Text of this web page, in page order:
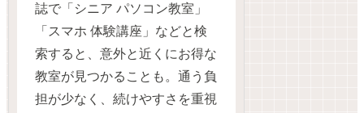
誌で「シニア パソコン教室」
「スマホ 体験講座」などと検
索すると、意外と近くにお得な
教室が見つかることも。通う負
担が少なく、続けやすさを重視